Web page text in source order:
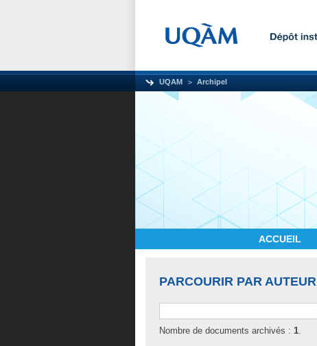
UQAM Archipel
ACCUEIL
PARCOURIR PAR AUTEUR
Nombre de documents archivés : 1.